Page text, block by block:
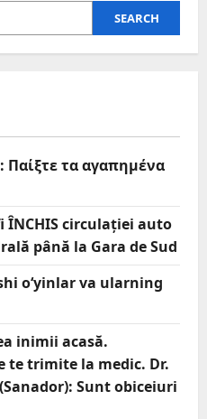
SEARCH
Παίξτε τα αγαπημένα
circulației auto
până la Gara de Sud
o‘yinlar va ularning
inimii acasă.
te trimite la medic. Dr.
Sunt obiceiuri